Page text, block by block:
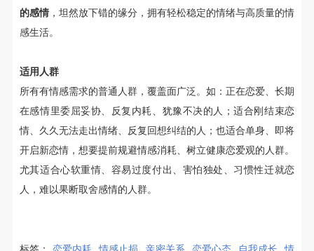
的感情，坦然放下错的缘分，拥有轻松稳定的情绪与高质量的情
感生活。
适用人群
所有有情感需求的普通人群，覆盖面广泛。如：正在恋爱、长期
在感情里委屈妥协、反复内耗、犹豫不决的人；适合刚结束恋
情、久久无法走出情绪、反复回想纠结的人；也适合单身、即将
开启新恋情，想要提前规避情感消耗、树立健康恋爱观的人群。
尤其适合心软重情、容易过度付出、害怕独处、习惯性迁就恋
人，难以果断取舍感情的人群。